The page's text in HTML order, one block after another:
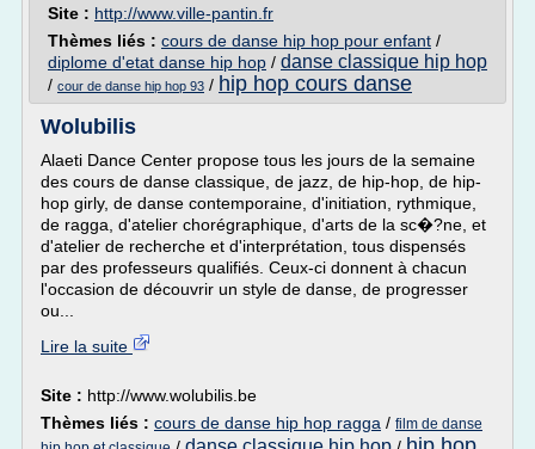
Site : http://www.ville-pantin.fr
Thèmes liés : cours de danse hip hop pour enfant /
diplome d'etat danse hip hop / danse classique hip hop
/ cour de danse hip hop 93 / hip hop cours danse
Wolubilis
Alaeti Dance Center propose tous les jours de la semaine
des cours de danse classique, de jazz, de hip-hop, de hip-
hop girly, de danse contemporaine, d'initiation, rythmique,
de ragga, d'atelier chorégraphique, d'arts de la sc�?ne, et
d'atelier de recherche et d'interprétation, tous dispensés
par des professeurs qualifiés. Ceux-ci donnent à chacun
l'occasion de découvrir un style de danse, de progresser
ou...
Lire la suite
Site : http://www.wolubilis.be
Thèmes liés : cours de danse hip hop ragga / film de danse